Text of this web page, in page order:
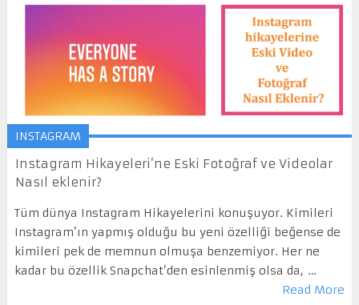
INSTAGRAM
Instagram Hikayeleri’ne Eski Fotoğraf ve Videolar
Nasıl eklenir?
Tüm dünya Instagram Hikayelerini konuşuyor. Kimileri
Instagram’ın yapmış olduğu bu yeni özelliği beğense de
kimileri pek de memnun olmuşa benzemiyor. Her ne
kadar bu özellik Snapchat’den esinlenmiş olsa da, …
Read More